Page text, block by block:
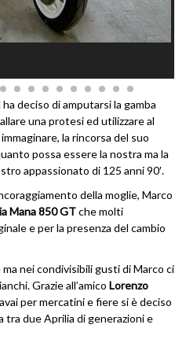
ha deciso di amputarsi la gamba
una protesi ed utilizzare al
la rincorsa del suo
possa essere la nostra ma la
appassionato di 125 anni 90′.
della moglie, Marco
Mana 850 GTche molti
e per la presenza del cambio
nei condivisibili gusti di Marco ci
Grazie all’amico Lorenzo
per mercatini e fiere si è deciso
tra due Aprilia di generazioni e